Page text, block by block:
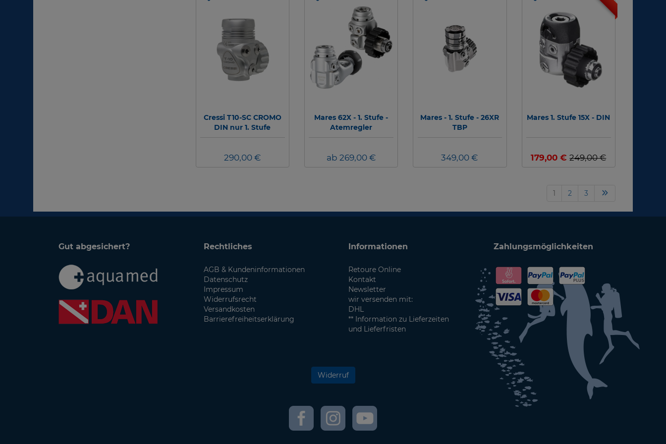
Cressi T10-SC CROMO
DIN nur 1. Stufe
290,00 €
Mares 62X - 1. Stufe -
Atemregler
ab 269,00 €
Mares - 1. Stufe - 26XR
TBP
349,00 €
Mares 1. Stufe 15X - DIN
179,00 €249,00 €
1 2 3
Gut abgesichert? Rechtliches
AGB & Kundeninformationen
Datenschutz
Impressum
Widerrufsrecht
Versandkosten
Barrierefreiheitserklärung
Informationen
Retoure Online
Kontakt
Newsletter
wir versenden mit:
DHL
** Information zu Lieferzeiten
und Lieferfristen
Zahlungsmöglichkeiten
Widerruf